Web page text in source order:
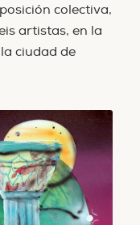
colectiva,
artistas, en la
ciudad de